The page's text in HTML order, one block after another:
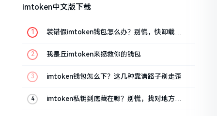
imtoken中文版下载
装错假imtoken钱包怎么办？别慌，快卸载，
我是丘imtoken来拯救你的钱包
imtoken钱包怎么下？这几种靠谱路子别走歪
imtoken私钥到底藏在哪？别慌，找对地方才